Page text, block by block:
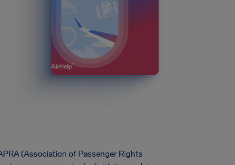
(Association of Passenger Rights